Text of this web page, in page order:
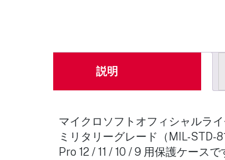
説明
マイクロソフトオフィシャルラ
ミリタリーグレード（MIL-
Pro 12 / 11 / 10 / 9 用保護ケース